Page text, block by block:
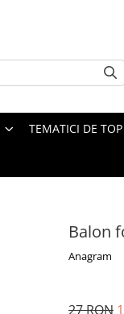
TEMATICI DE TOP
Balon
Anagram
27 RON